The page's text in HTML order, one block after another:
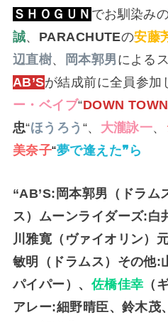
ＳＨＯＧＵＮ でお馴染み
誠、 PARACHUTEの安藤
辺直樹、 岡本郭男 による
AB’Sが結成前に全員参加
ー・ベイブ“DOWN TOWN
忠“ほうろう “、 大瀧詠一、
美奈子“夢で逢えた❞ら
“AB’S:岡本郭男（ドラム
ス）ムーンライダーズ:白
川雅寛（ヴァイオリン）
敏明（ドラムス）その他:
パイパー）、佐橋佳幸 （
アレー:細野晴臣、鈴木茂